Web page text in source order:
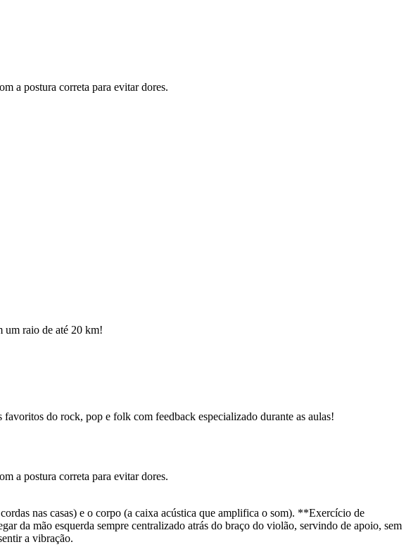
a postura correta para evitar dores.
um raio de até 20 km!
do rock, pop e folk com feedback especializado durante as aulas!
a postura correta para evitar dores.
nas casas) e o corpo (a caixa acústica que amplifica o som). **Exercício de
da mão esquerda sempre centralizado atrás do braço do violão, servindo de apoio, sem
a vibração.